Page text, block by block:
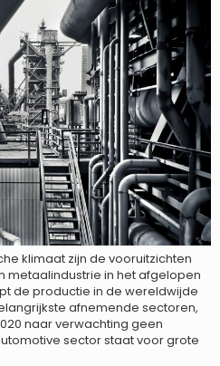
klimaat zijn de vooruitzichten
metaalindustrie in het afgelopen
de productie in de wereldwijde
afnemende sectoren,
naar verwachting geen
sector staat voor grote